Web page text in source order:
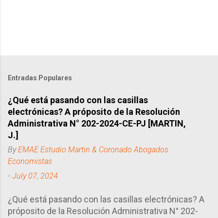
Entradas Populares
¿Qué está pasando con las casillas
electrónicas? A próposito de la Resolución
Administrativa N° 202-2024-CE-PJ [MARTIN,
J.]
ByEMAE Estudio Martin & Coronado Abogados
Economistas
- July 07, 2024
¿Qué está pasando con las casillas electrónicas? A
próposito de la Resolución Administrativa N° 202-